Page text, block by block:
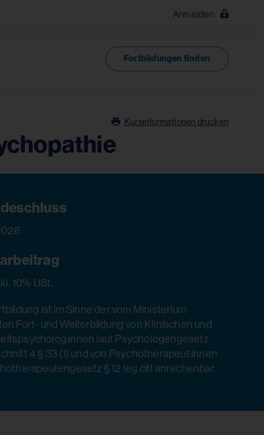
Anmelden
Fortbildungen finden
Kursinformationen drucken
10% USt.
ist im Sinne der vom Ministerium
Fort- und Weiterbildung von Klinischen und
laut Psychologengesetz
4 § 33 (1) und von Psychotherapeut:innen
§ 12 leg.cit! anrechenbar.